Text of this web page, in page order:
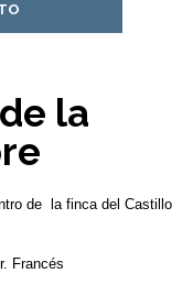
la
de la finca del Castillo
Francés